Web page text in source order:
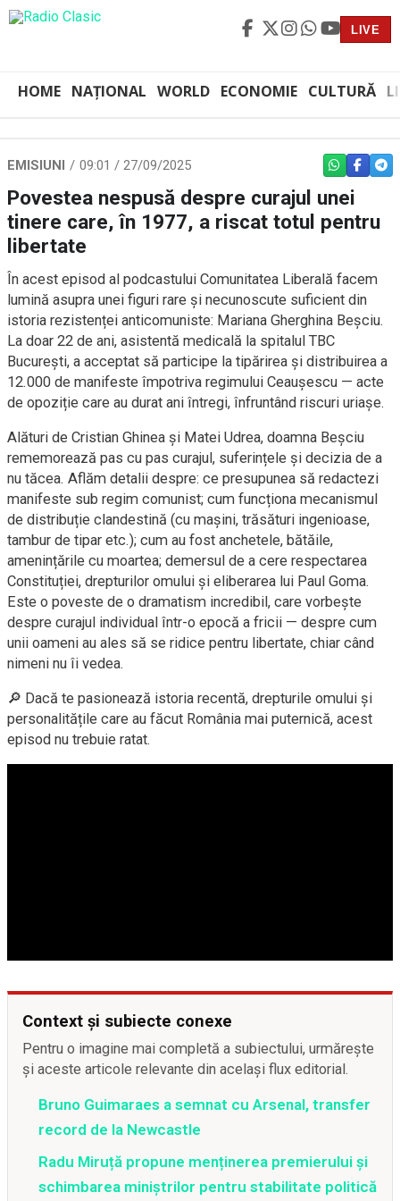
LIVE
HOME NAȚIONAL WORLD ECONOMIE CULTURĂ
EMISIUNI 09:01 / 27/09/2025 WHATSAPP
Povestea nespusă despre curajul unei
tinere care, în 1977, a riscat totul pentru
libertate
În acest episod al podcastului Comunitatea Liberală facem
lumină asupra unei figuri rare și necunoscute suficient din
istoria rezistenței anticomuniste: Mariana Gherghina Beșciu.
La doar 22 de ani, asistentă medicală la spitalul TBC
București, a acceptat să participe la tipărirea și distribuirea a
12.000 de manifeste împotriva regimului Ceaușescu — acte
de opoziție care au durat ani întregi, înfruntând riscuri uriașe.
Alături de Cristian Ghinea și Matei Udrea, doamna Beșciu
rememorează pas cu pas curajul, suferințele și decizia de a
nu tăcea. Aflăm detalii despre: ce presupunea să redactezi
manifeste sub regim comunist; cum funcționa mecanismul
de distribuție clandestină (cu maşini, trăsături ingenioase,
tambur de tipar etc.); cum au fost anchetele, bătăile,
amenințările cu moartea; demersul de a cere respectarea
Constituției, drepturilor omului și eliberarea lui Paul Goma.
Este o poveste de o dramatism incredibil, care vorbește
despre curajul individual într-o epocă a fricii — despre cum
unii oameni au ales să se ridice pentru libertate, chiar când
nimeni nu îi vedea.
🔎 Dacă te pasionează istoria recentă, drepturile omului și
personalitățile care au făcut România mai puternică, acest
episod nu trebuie ratat.
Context și subiecte conexe
Pentru o imagine mai completă a subiectului, urmărește
și aceste articole relevante din același flux editorial.
Bruno Guimaraes a semnat cu Arsenal, transfer
record de la Newcastle
Radu Miruță propune menținerea premierului și
schimbarea miniștrilor pentru stabilitate politică